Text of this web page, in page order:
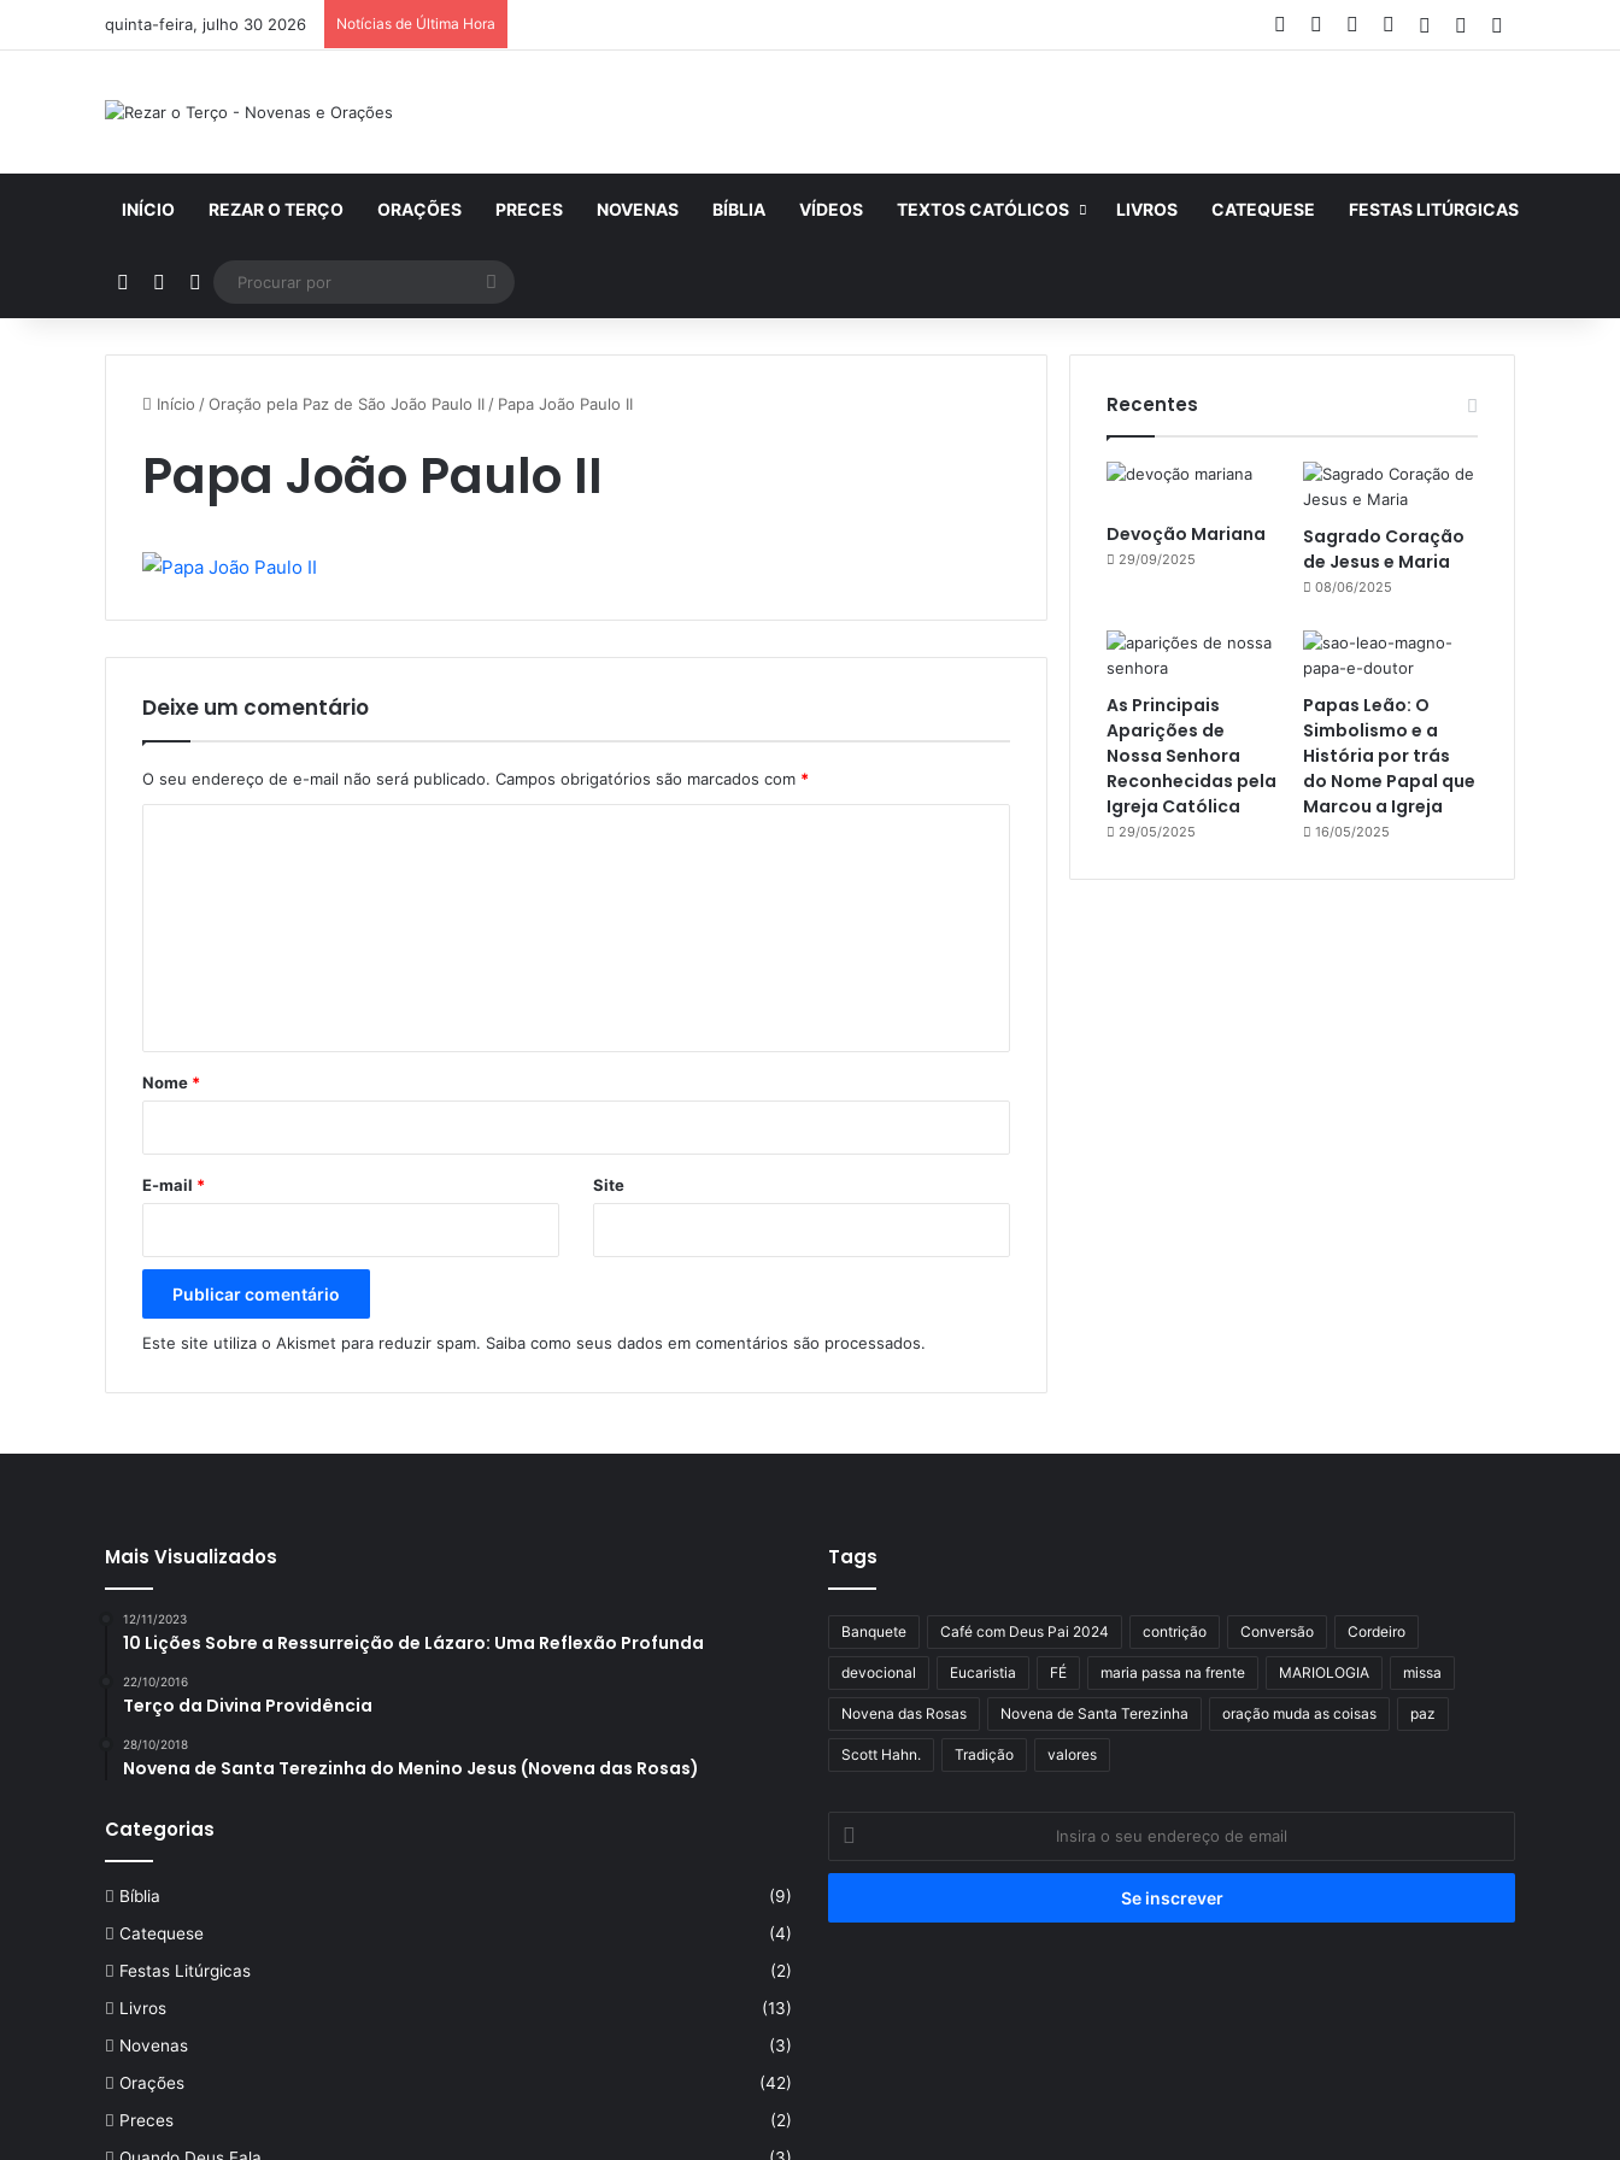
quinta-feira, julho 30 2026 Notícias de Última Hora Facebook YouTubeInstagram
Entrar Artigo aleatório
INÍCIO REZAR O TERÇO ORAÇÕES PRECES NOVENAS BÍBLIA VÍDEOS TEXTOS CATÓLICOS LIVROS CATEQUESE FESTAS LITÚRGICAS
Artigo aleatório
Barra Lateral
Switch skin
Procurar
por
Início /Oração pela Paz de São João Paulo II / Papa João Paulo II
Papa João Paulo II
Deixe um comentário
O seu endereço de e-mail não será publicado. Campos obrigatórios são marcados com *
r
*
Nome *
E-mail * Site
Este site utiliza o Akismet para reduzir spam. Saiba como seus dados em comentários são processados.
Recentes
Devoção Mariana
29/09/2025
Sagrado Coração
de Jesus e Maria
08/06/2025
As Principais
Aparições de
Nossa Senhora
Reconhecidas pela
Igreja Católica
29/05/2025
Papas Leão: O
Simbolismo e a
História por trás
do Nome Papal que
Marcou a Igreja
16/05/2025
Mais Visualizados
12/11/2023
10 Lições Sobre a Ressurreição de Lázaro: Uma Reflexão Profunda
22/10/2016
Terço da Divina Providência
28/10/2018
Novena de Santa Terezinha do Menino Jesus (Novena das Rosas)
Categorias
Bíblia
(9)
Catequese
(4)
Festas Litúrgicas
(2)
Livros
(13)
Novenas
(3)
Orações
(42)
Preces
(2)
Tags
Banquete Café com Deus Pai 2024 contrição Conversão Cordeiro
devocional Eucaristia FÉ maria passa na frente MARIOLOGIA missa
Novena das Rosas Novena de Santa Terezinha oração muda as coisas paz
Scott Hahn. Tradição valores
seu
de